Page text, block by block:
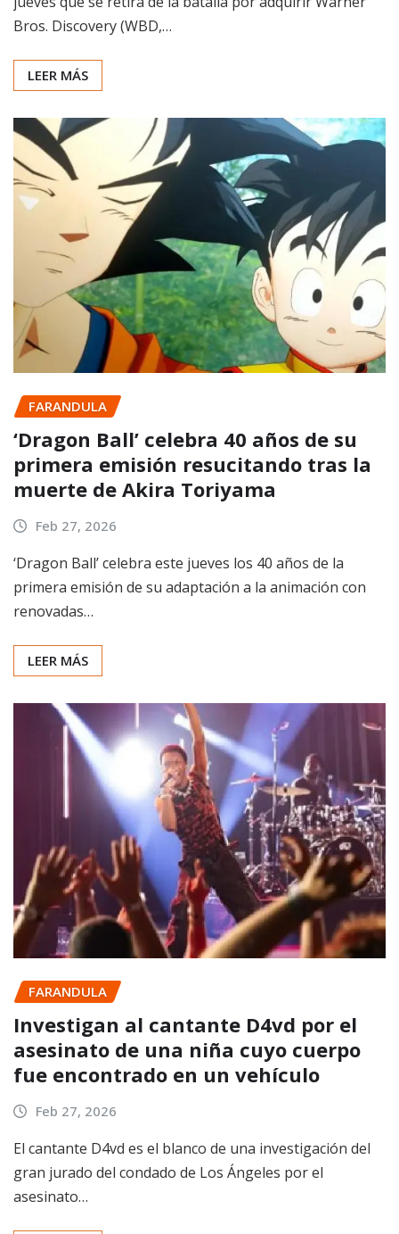
Bros. Discovery (WBD,…
LEER MÁS
FARANDULA
‘Dragon Ball’ celebra 40 años de su
primera emisión resucitando tras la
muerte de Akira Toriyama
Feb 27, 2026
‘Dragon Ball’ celebra este jueves los 40 años de la
primera emisión de su adaptación a la animación con
renovadas…
LEER MÁS
FARANDULA
Investigan al cantante D4vd por el
asesinato de una niña cuyo cuerpo
fue encontrado en un vehículo
Feb 27, 2026
El cantante D4vd es el blanco de una investigación del
gran jurado del condado de Los Ángeles por el
asesinato…